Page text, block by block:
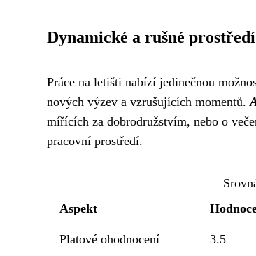
Dynamické a rušné prostředí
Práce na letišti nabízí jedinečnou
nových výzev a vzrušujících momentů.
mířících za dobrodružstvím, nebo o
pracovní prostředí.
Aspekt
Platové ohodnocení 3.5